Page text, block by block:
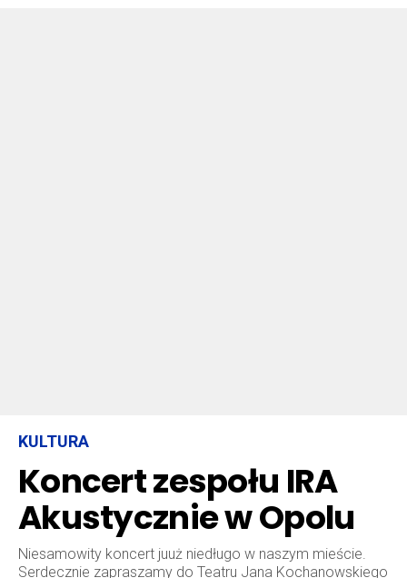
KULTURA
Koncert zespołu IRA
Akustycznie w Opolu
Niesamowity koncert juuż niedługo w naszym mieście.
Serdecznie zapraszamy do Teatru Jana Kochanowskiego